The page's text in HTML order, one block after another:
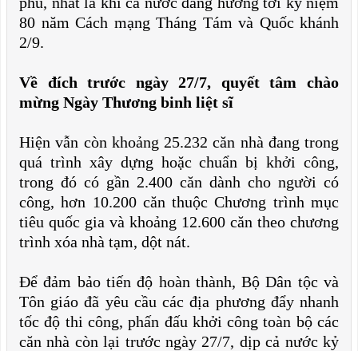
80 năm Cách mạng Tháng Tám và Quốc khánh
2/9.
Về đích trước ngày 27/7, quyết tâm chào
mừng Ngày Thương binh liệt sĩ
Hiện vẫn còn khoảng 25.232 căn nhà đang trong
quá trình xây dựng hoặc chuẩn bị khởi công,
trong đó có gần 2.400 căn dành cho người có
công, hơn 10.200 căn thuộc Chương trình mục
tiêu quốc gia và khoảng 12.600 căn theo chương
trình xóa nhà tạm, dột nát.
Để đảm bảo tiến độ hoàn thành, Bộ Dân tộc và
Tôn giáo đã yêu cầu các địa phương đẩy nhanh
tốc độ thi công, phấn đấu khởi công toàn bộ các
căn nhà còn lại trước ngày 27/7, dịp cả nước kỷ